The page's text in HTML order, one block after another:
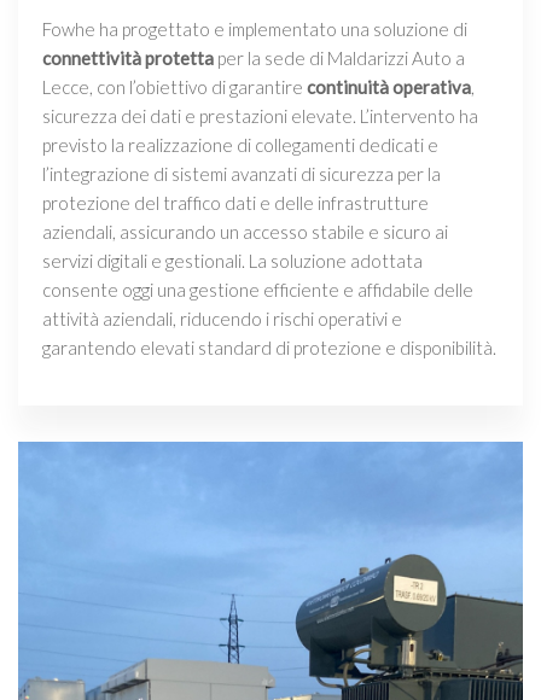
Fowhe ha progettato e implementato una soluzione di
connettività protetta per la sede di Maldarizzi Auto a
Lecce, con l’obiettivo di garantire continuità operativa,
sicurezza dei dati e prestazioni elevate. L’intervento ha
previsto la realizzazione di collegamenti dedicati e
l’integrazione di sistemi avanzati di sicurezza per la
protezione del traffico dati e delle infrastrutture
aziendali, assicurando un accesso stabile e sicuro ai
servizi digitali e gestionali. La soluzione adottata
consente oggi una gestione efficiente e affidabile delle
attività aziendali, riducendo i rischi operativi e
garantendo elevati standard di protezione e disponibilità.